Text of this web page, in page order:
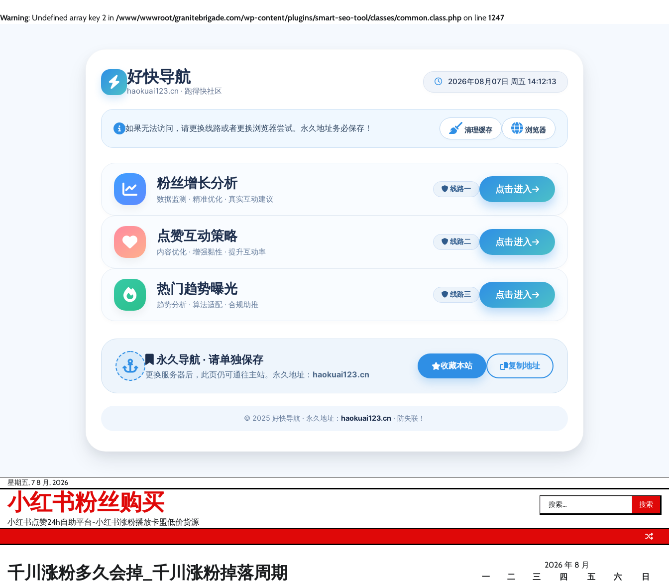
Warning: Undefined array key 2 in /www/wwwroot/granitebrigade.com/wp-content/plugins/smart-seo-tool/classes/common.class.php on line 1247
Skip
content
星期五, 7 8 月, 2026
小红书粉丝购买
小红书点赞24h自助平台-小红书涨粉播放卡盟低价货源
索：
千川涨粉多久会掉_千川涨粉掉落周期
2026 年 8 月
一
二 三 四 五 六
日